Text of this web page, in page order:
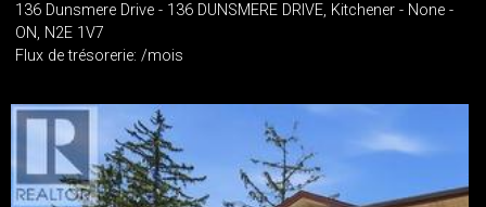
136 Dunsmere Drive - 136 DUNSMERE DRIVE, Kitchener - None -
ON, N2E 1V7
Flux de trésorerie: /mois